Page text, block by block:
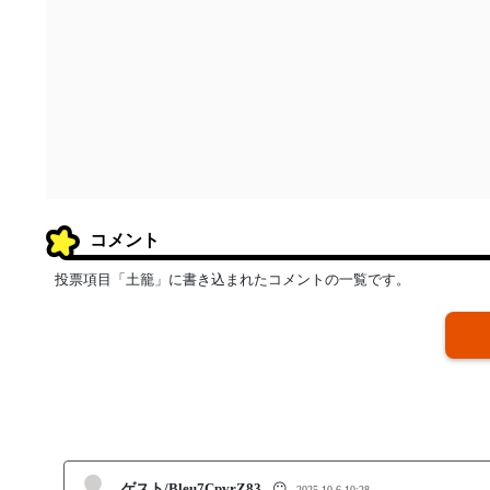
コメント
投票項目「土籠」に書き込まれたコメントの一覧です。